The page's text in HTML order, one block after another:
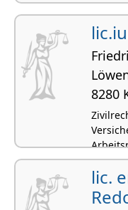
8280
lic.